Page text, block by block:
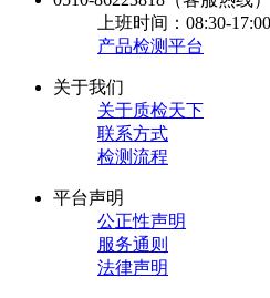
上班时间：08:30-17:00
产品检测平台
关于我们
关于质检天下
联系方式
检测流程
平台声明
公正性声明
服务通则
法律声明